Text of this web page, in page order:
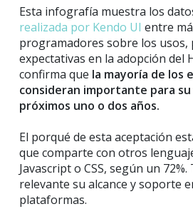
Esta infografía muestra los
realizada por Kendo UI entre
programadores sobre los usos,
expectativas en la adopción del
confirma que la mayoría de los
consideran importante para
próximos uno o dos años.
El porqué de esta aceptación
que comparte con otros
Javascript o CSS, según un
relevante su alcance y soporte
plataformas.